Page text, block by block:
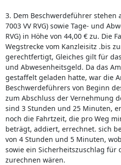
3. Dem Beschwerdeführer stehen
7003 VV RVG) sowie Tage- und
RVG) in Höhe von 44,00 € zu. Die
Wegstrecke vom Kanzleisitz .bis
gerechtfertigt, Gleiches gilt für
und Abwesenheitsgeld. Da das
gestaffelt geladen hatte, war die
Beschwerdeführers von Beginn
zum Abschluss der Vernehmung
sind 3 Stunden und 25 Minuten,
noch die Fahrtzeit, die pro Weg
beträgt, addiert, errechnet. sich
von 4 Stunden und 5 Minuten,
sowie ein Sicherheitszuschlag für
zurechnen wären.